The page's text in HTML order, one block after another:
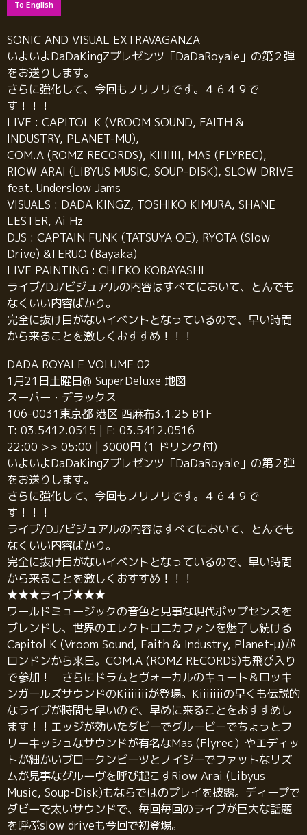
To English
SONIC AND VISUAL EXTRAVAGANZA
いよいよDaDaKingZプレゼンツ「DaDaRoyale」の第２弾
をお送りします。
さらに強化して、今回もノリノリです。４６４９で
す！！！
LIVE : CAPITOL K (VROOM SOUND, FAITH &
INDUSTRY, PLANET-MU),
COM.A (ROMZ RECORDS), KIIIIIII, MAS (FLYREC),
RIOW ARAI (LIBYUS MUSIC, SOUP-DISK), SLOW DRIVE
feat. Underslow Jams
VISUALS : DADA KINGZ, TOSHIKO KIMURA, SHANE
LESTER, Ai Hz
DJS : CAPTAIN FUNK (TATSUYA OE), RYOTA (Slow
Drive) &TERUO (Bayaka)
LIVE PAINTING : CHIEKO KOBAYASHI
ライブ/DJ/ビジュアルの内容はすべてにおいて、とんでも
なくいい内容ばかり。
完全に抜け目がないイベントとなっているので、早い時間
から来ることを激しくおすすめ！！！
DADA ROYALE VOLUME 02
1月21日土曜日@ SuperDeluxe 地図
スーパー・デラックス
106-0031東京都 港区 西麻布3.1.25 B1F
T: 03.5412.0515 | F: 03.5412.0516
22:00 >> 05:00 | 3000円 (1 ドリンク付)
いよいよDaDaKingZプレゼンツ「DaDaRoyale」の第２弾
をお送りします。
さらに強化して、今回もノリノリです。４６４９で
す！！！
ライブ/DJ/ビジュアルの内容はすべてにおいて、とんでも
なくいい内容ばかり。
完全に抜け目がないイベントとなっているので、早い時間
から来ることを激しくおすすめ！！！
★★★ライブ★★★
ワールドミュージックの音色と見事な現代ポップセンスを
ブレンドし、世界のエレクトロニカファンを魅了し続ける
Capitol K (Vroom Sound, Faith & Industry, Planet-μ)が
ロンドンから来日。COM.A (ROMZ RECORDS)も飛び入り
で参加！ さらにドラムとヴォーカルのキュート＆ロッキ
ンガールズサウンドのKiiiiiiiが登場。Kiiiiiiiの早くも伝説的
なライブが時間も早いので、早めに来ることをおすすめし
ます！！エッジが効いたダビーでグルービーでちょっとフ
リーキッシュなサウンドが有名なMas (Flyrec）やエディッ
トが細かいブロークンビーツとノイジーでファットなリズ
ムが見事なグルーヴを呼び起こすRiow Arai (Libyus
Music, Soup-Disk)もならではのプレイを披露。ディープで
ダビーで太いサウンドで、毎回毎回のライブが巨大な話題
を呼ぶslow driveも今回で初登場。